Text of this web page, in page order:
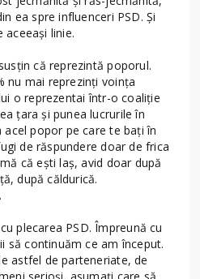
ea spre influenceri PSD. Și
linie.
că reprezintă poporul.
nu mai reprezinți voința
o reprezentai într-o coaliție
țara și punea lucrurile în
popor pe care te bați în
de răspundere doar de frica
că ești laș, avid doar după
după căldurică.
plecarea PSD. Împreună cu
să continuăm ce am început.
astfel de parteneriate, de